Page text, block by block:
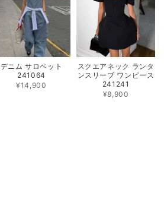
デニム サロペット
241064
¥14,900
スクエアネック ランタ
ンスリーブ ワンピース
241241
¥8,900